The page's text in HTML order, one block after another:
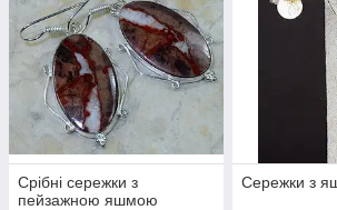
Срібні сережки з
пейзажною яшмою
Сережки з